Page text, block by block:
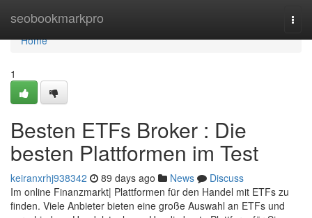
seobookmarkpro
Home
Home
1
Besten ETFs Broker : Die
besten Plattformen im Test
keiranxrhj938342 89 days ago News
Discuss
Im online Finanzmarkt| Plattformen für den Handel mit ETFs zu
finden. Viele Anbieter bieten eine große Auswahl an ETFs und